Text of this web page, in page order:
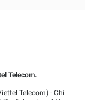
Telecom.
Telecom) - Chi